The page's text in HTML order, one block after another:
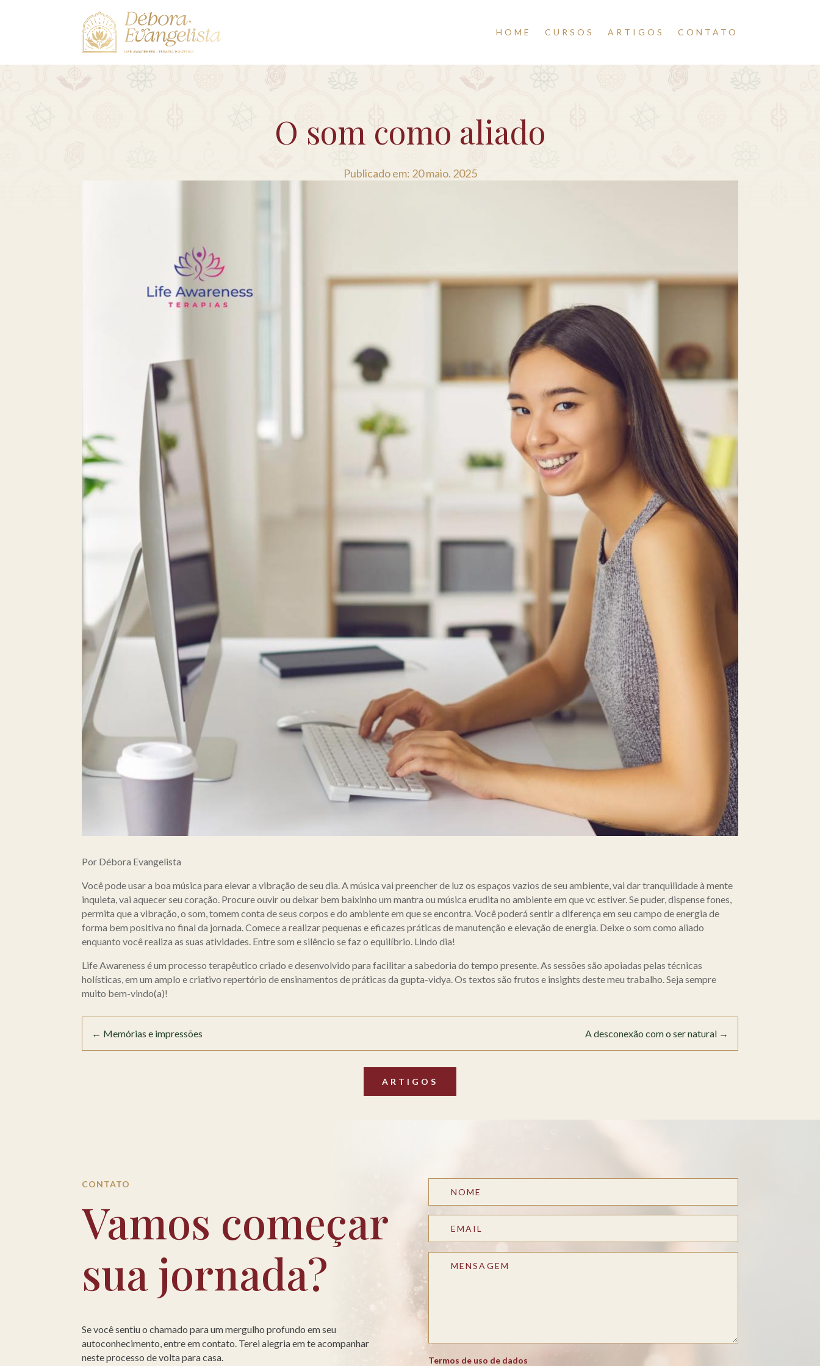
HOME CURSOS ARTIGOS CONTATO
O som como aliado
Publicado em: 20 maio. 2025
Por Débora Evangelista
Você pode usar a boa música para elevar a vibração de seu dia. A música vai preencher de luz os espaços vazios de seu ambiente, vai dar tranquilidade à mente
inquieta, vai aquecer seu coração. Procure ouvir ou deixar bem baixinho um mantra ou música erudita no ambiente em que vc estiver. Se puder, dispense fones,
permita que a vibração, o som, tomem conta de seus corpos e do ambiente em que se encontra. Você poderá sentir a diferença em seu campo de energia de
forma bem positiva no final da jornada. Comece a realizar pequenas e eficazes práticas de manutenção e elevação de energia. Deixe o som como aliado
enquanto você realiza as suas atividades. Entre som e silêncio se faz o equilíbrio. Lindo dia!
Life Awareness é um processo terapêutico criado e desenvolvido para facilitar a sabedoria do tempo presente. As sessões são apoiadas pelas técnicas
holísticas, em um amplo e criativo repertório de ensinamentos de práticas da gupta-vidya. Os textos são frutos e insights deste meu trabalho. Seja sempre
muito bem-vindo(a)!
← Memórias e impressões A desconexão com o ser natural→
ARTIGOS
CONTATO
Vamos começar
sua jornada?
Se você sentiu o chamado para um mergulho profundo em seu
autoconhecimento, entre em contato. Terei alegria em te acompanhar
neste processo de volta para casa.
Termos de uso de dados